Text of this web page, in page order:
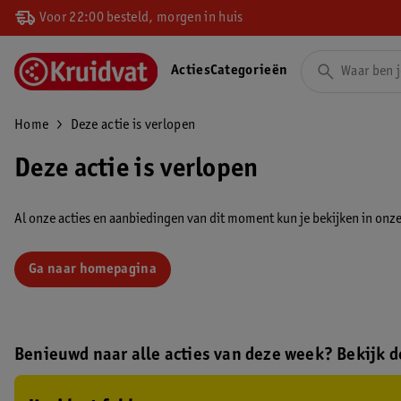
Voor 22:00 besteld, morgen in huis
ActiesCategorieën
Home Deze actie is verlopen
Deze actie is verlopen
Al onze acties en aanbiedingen van dit moment kun je bekijken in
Ga naar homepagina
Benieuwd naar alle acties van deze week? Bekijk